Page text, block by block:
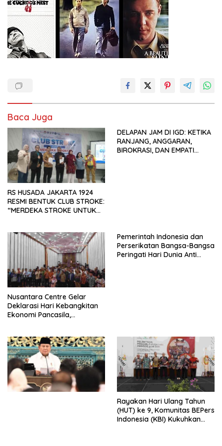
Baca Juga
RS HUSADA JAKARTA 1924
RESMI BENTUK CLUB STROKE:
“MERDEKA STROKE UNTUK
DELAPAN JAM DI IGD: KETIKA
RANJANG, ANGGARAN,
BIROKRASI, DAN EMPATI
Nusantara Centre Gelar
Deklarasi Hari Kebangkitan
Ekonomi Pancasila,
Penjajahan (Pergolakan
Ekonomi Politik Indonesia) &
Simposium Nasional “Urgensi
Undang-Undang
Perekonomian Nasional dan
Kesejahteraan Sosial dalam
Pemerintah Indonesia dan
Perserikatan Bangsa-Bangsa
Peringati Hari Dunia Anti
Rayakan Hari Ulang Tahun
(HUT) ke 9, Komunitas BEPers
Indonesia (KBI) Kukuhkan